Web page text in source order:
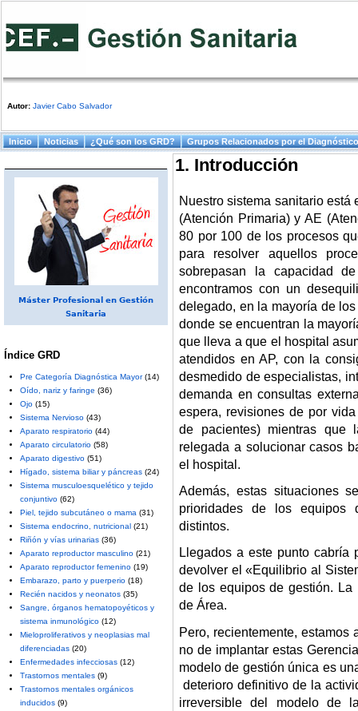
Autor: Javier Cabo Salvador
1. Introducción
Nuestro sistema sanitario
(Atención Primaria) y AE
80 por 100 de los procesos
para resolver aquellos
sobrepasan la capacidad
encontramos con un
delegado, en la mayoría de
donde se encuentran la
que lleva a que el hospital
atendidos en AP, con la
desmedido de especialistas,
demanda en consultas
espera, revisiones de por
de pacientes) mientras que
relegada a solucionar casos
el hospital.
Además, estas situaciones
prioridades de los equipos
distintos.
Llegados a este punto cabría
devolver el «Equilibrio al
de los equipos de gestión. La
de Área.
Pero, recientemente,
no de implantar estas
modelo de gestión única es
deterioro definitivo de la
irreversible del modelo de
Menú principal
Inicio Noticias ¿Qué son los GRD? Grupos Relacionados por el Diagnóstico
Máster Profesional en Gestión
Sanitaria
Índice GRD
Pre Categoría Diagnóstica Mayor(14)
Oído, nariz y faringe (36)
Ojo (15)
Sistema Nervioso (43)
Aparato respiratorio (44)
Aparato circulatorio (58)
Aparato digestivo (51)
Hígado, sistema biliar y páncreas (24)
Sistema musculoesquelético y tejido
conjuntivo (62)
Piel, tejido subcutáneo o mama (31)
Sistema endocrino, nutricional (21)
Riñón y vías urinarias (36)
Aparato reproductor masculino (21)
Aparato reproductor femenino (19)
Embarazo, parto y puerperio (18)
Recién nacidos y neonatos (35)
Sangre, órganos hematopoyéticos y
sistema inmunológico (12)
Mieloproliferativos y neoplasias mal
diferenciadas (20)
Enfermedades infecciosas (12)
Trastornos mentales (9)
Trastornos mentales orgánicos
inducidos (9)